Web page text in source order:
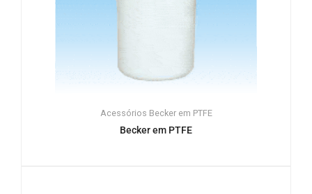
Acessórios Becker em PTFE
Becker em PTFE